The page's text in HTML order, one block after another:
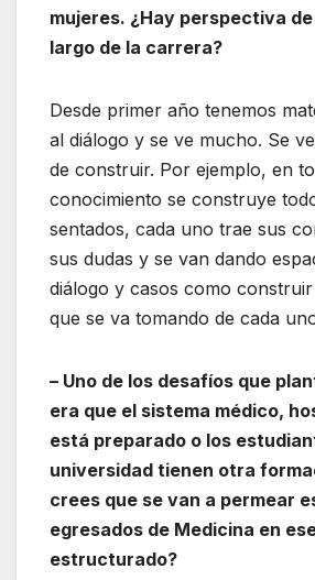
mujeres. ¿Hay perspectiva
largo de la carrera?
Desde primer año tenemos
al diálogo y se ve mucho. Se
de construir. Por ejemplo, en
conocimiento se construye
sentados, cada uno trae sus
sus dudas y se van dando
diálogo y casos como
que se va tomando de cada
– Uno de los desafíos que
era que el sistema médico,
está preparado o los
universidad tienen otra
crees que se van a permear
egresados de Medicina en
estructurado?